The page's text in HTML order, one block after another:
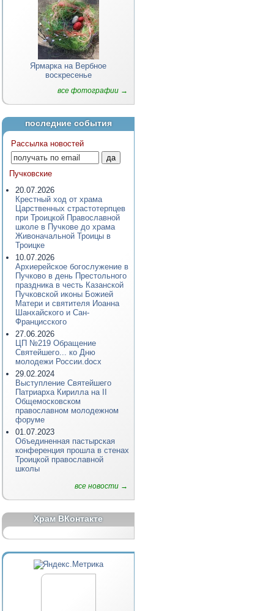
Ярмарка на Вербное
воскресенье
все фотографии →
последние события
Рассылка новостей
Пучковские
20.07.2026
Крестный ход от храма
Царственных страстотерпцев
при Троицкой Православной
школе в Пучкове до храма
Живоначальной Троицы в
Троицке
10.07.2026
Архиерейское богослужение в
Пучково в день Престольного
праздника в честь Казанской
Пучковской иконы Божией
Матери и святителя Иоанна
Шанхайского и Сан-
Францисского
27.06.2026
ЦП №219 Обращение
Святейшего... ко Дню
молодежи России.docx
29.02.2024
Выступление Святейшего
Патриарха Кирилла на II
Общемосковском
православном молодежном
форуме
01.07.2023
Объединенная пастырская
конференция прошла в стенах
Троицкой православной
школы
все новости →
Храм ВКонтакте